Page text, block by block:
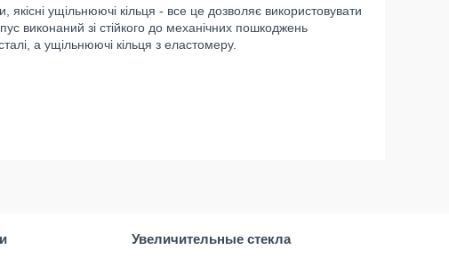
якісні ущільнюючі кільця - все це дозволяє використовувати
виконаний зі стійкого до механічних пошкоджень
а ущільнюючі кільця з еластомеру.
Увеличительные стекла